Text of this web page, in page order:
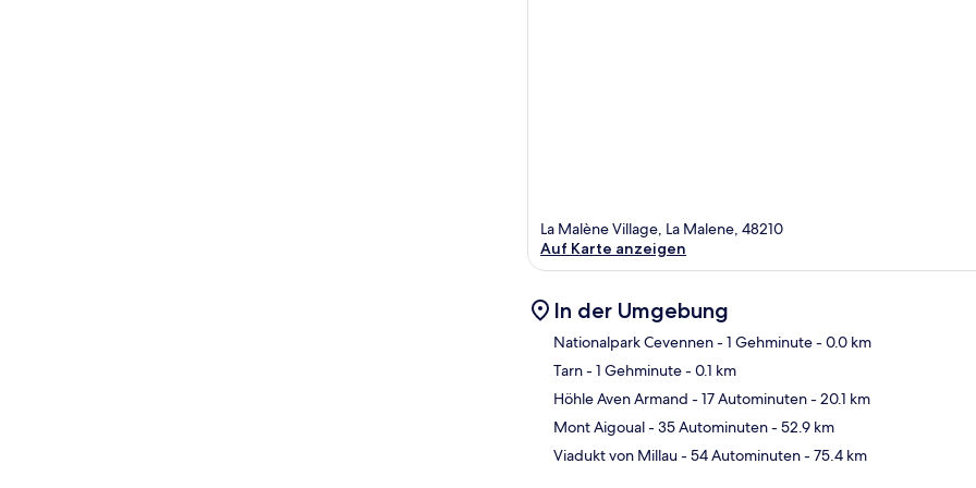
La Malène Village, La Malene, 48210
Auf Karte anzeigen
In der Umgebung
Nationalpark Cevennen- 1 Gehminute- 0.0 km
Tarn- 1 Gehminute- 0.1 km
Höhle Aven Armand - 17 Autominuten- 20.1 km
Mont Aigoual- 35 Autominuten- 52.9 km
Viadukt von Millau- 54 Autominuten- 75.4 km